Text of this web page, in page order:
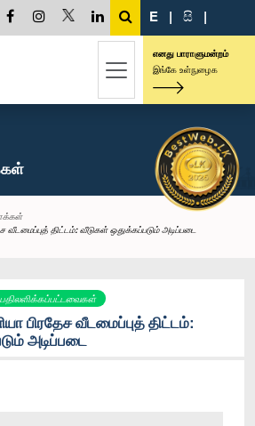
E | සි |
எனது பாராளுமன்றம்
இங்கே உள்நுழைக
வீடமைப்புத் திட்டம்: வீடுகள் ஒதுக்கப்படும் அடிப்படை
பதிலளிக்கப்பட்டவைகள்
பிரதேச வீடமைப்புத் திட்டம்:
அடிப்படை